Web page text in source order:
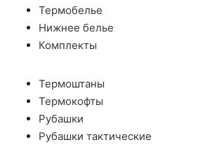
Термобелье
Нижнее белье
Комплекты
Термоштаны
Термокофты
Рубашки
Рубашки тактические